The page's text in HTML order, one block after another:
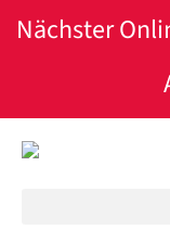
Nächster